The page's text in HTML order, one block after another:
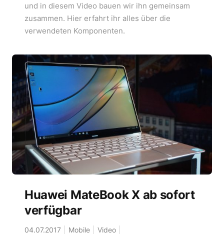
und in diesem Video bauen wir ihn gemeinsam
zusammen. Hier erfahrt ihr alles über die
verwendeten Komponenten.
Huawei MateBook X ab sofort
verfügbar
04.07.2017 Mobile Video